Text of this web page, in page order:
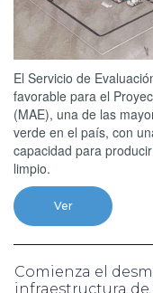
El Servicio de
favorable para el
(MAE), una de las
verde en el país, con
capacidad para
limpio.
Ver
Comienza el
infraestructura